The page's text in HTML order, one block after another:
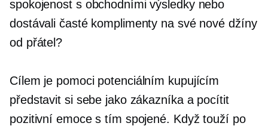
spokojenost s obchodními výsledky nebo
dostávali časté komplimenty na své nové džíny
od přátel?
Cílem je pomoci potenciálním kupujícím
představit si sebe jako zákazníka a pocítit
pozitivní emoce s tím spojené. Když touží po